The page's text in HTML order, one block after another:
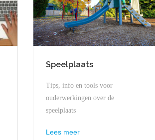
Speelplaats
Tips, info en tools voor
ouderwerkingen over de
speelplaats
Lees meer